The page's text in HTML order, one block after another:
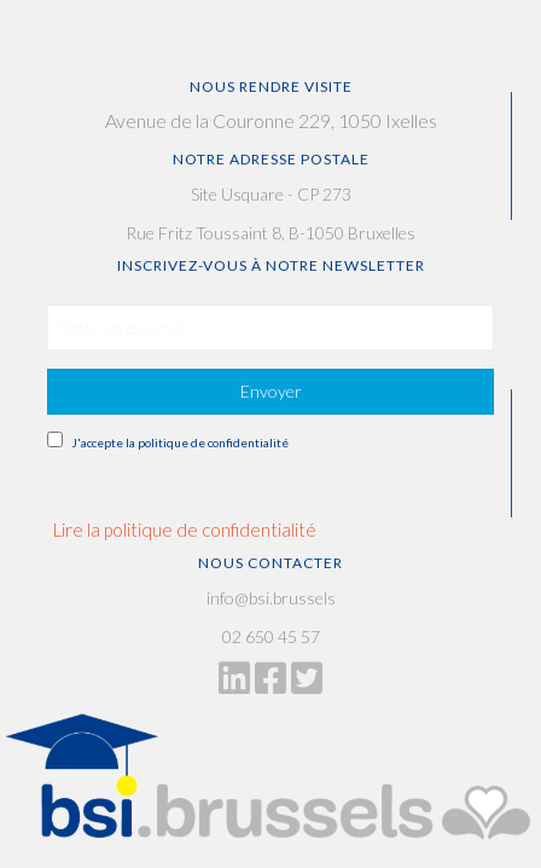
NOUS RENDRE VISITE
Avenue de la Couronne 229, 1050 Ixelles
NOTRE ADRESSE POSTALE
Site Usquare - CP 273
Rue Fritz Toussaint 8, B-1050 Bruxelles
INSCRIVEZ-VOUS À NOTRE NEWSLETTER
Envoyer
J'accepte la politique de confidentialité
Lire la politique de confidentialité
NOUS CONTACTER
info@bsi.brussels
02 650 45 57